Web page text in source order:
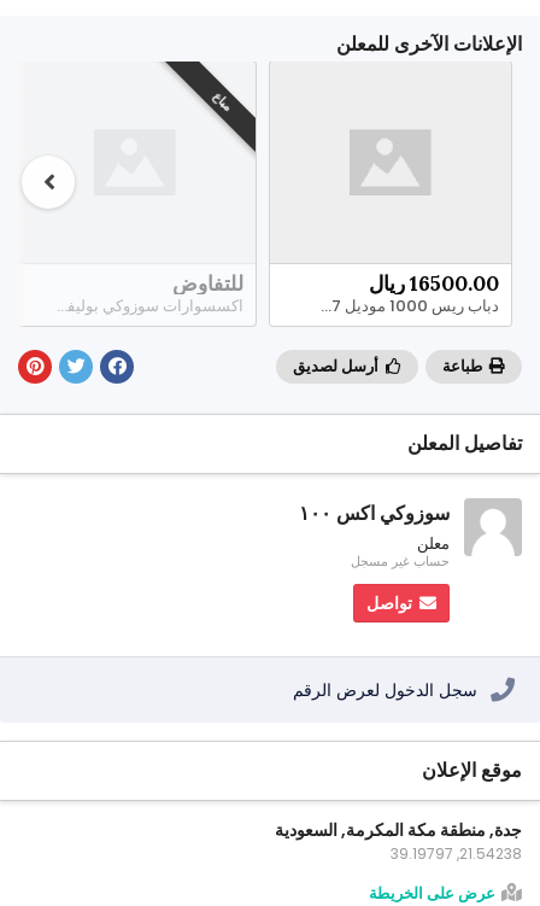
الإعلانات الآخرى للمعلن
16500.00 ريال
دباب ريس 1000 موديل 2007 الموقع جدة
مباع
للتفاوض
اكسسوارات سوزوكي بوليفارد - suzuki boulevard m109r
طباعة أرسل لصديق
تفاصيل المعلن
سوزوكي اكس ١٠٠
معلن
حساب غير مسجل
تواصل
سجل الدخول لعرض الرقم
موقع الإعلان
جدة, منطقة مكة المكرمة, السعودية
21.54238, 39.19797
عرض على الخريطة